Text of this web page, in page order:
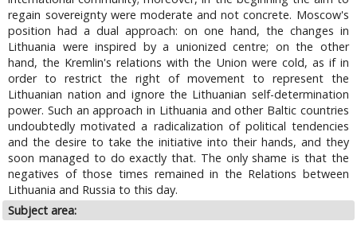
regain sovereignty were moderate and not concrete. Moscow's
position had a dual approach: on one hand, the changes in
Lithuania were inspired by a unionized centre; on the other
hand, the Kremlin's relations with the Union were cold, as if in
order to restrict the right of movement to represent the
Lithuanian nation and ignore the Lithuanian self-determination
power. Such an approach in Lithuania and other Baltic countries
undoubtedly motivated a radicalization of political tendencies
and the desire to take the initiative into their hands, and they
soon managed to do exactly that. The only shame is that the
negatives of those times remained in the Relations between
Lithuania and Russia to this day.
Subject area: